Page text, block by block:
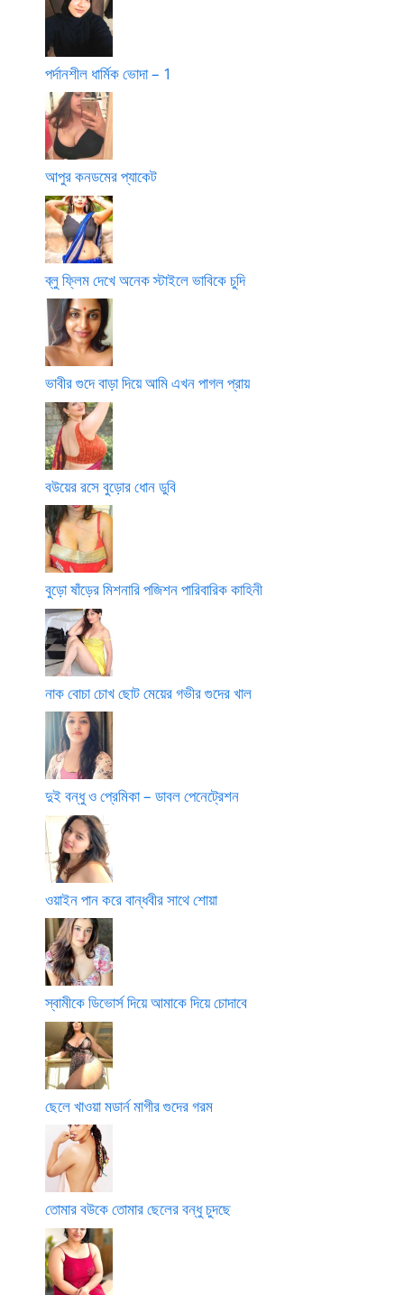
পর্দানশীল ধার্মিক ভোদা – 1
আপুর কনডমের প্যাকেট
ব্লু ফ্লিম দেখে অনেক স্টাইলে ভাবিকে চুদি
ভাবীর গুদে বাড়া দিয়ে আমি এখন পাগল প্রায়
বউয়ের রসে বুড়োর ধোন ডুবি
বুড়ো ষাঁড়ের মিশনারি পজিশন পারিবারিক কাহিনী
নাক বোচা চোখ ছোট মেয়ের গভীর গুদের খাল
দুই বন্ধু ও প্রেমিকা – ডাবল পেনেট্রেশন
ওয়াইন পান করে বান্ধবীর সাথে শোয়া
স্বামীকে ডিভোর্স দিয়ে আমাকে দিয়ে চোদাবে
ছেলে খাওয়া মডার্ন মাগীর গুদের গরম
তোমার বউকে তোমার ছেলের বন্ধু চুদছে